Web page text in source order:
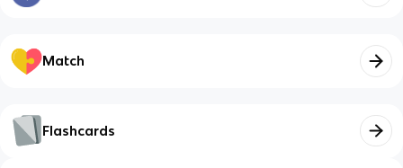
Match
Flashcards